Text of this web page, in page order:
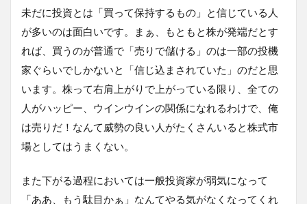
未だに投資とは「買って保持するもの」と信じている人
が多いのは面白いです。まぁ、もともと株が発端だとす
れば、買うのが普通で「売りで儲ける」のは一部の投機
家ぐらいでしかないと「信じ込まされていた」のだと思
います。株って右肩上がりで上がっている限り、全ての
人がハッピー、ウインウインの関係になれるわけで、俺
は売りだ！なんて威勢の良い人がたくさんいると株式市
場としてはうまくない。
また下がる過程においては一般投資家が弱気になって
「ああ、もう駄目かぁ」なんてやる気がなくなってくれ